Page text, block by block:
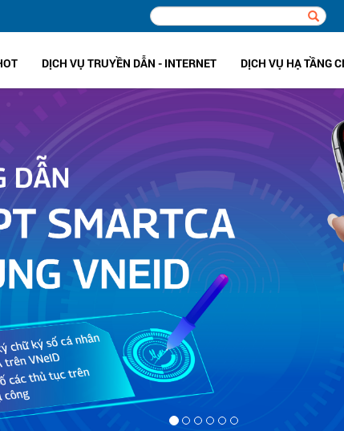
DỊCH VỤ TRUYỀN DẪN - INTERNET DỊCH VỤ HẠ TẦNG